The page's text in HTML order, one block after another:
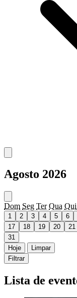
Agosto 2026
Dom Seg Ter Qua Qui
1 2 3 4 5 6
17
18 19 20 21
31
Hoje
Limpar
Filtrar
Lista de